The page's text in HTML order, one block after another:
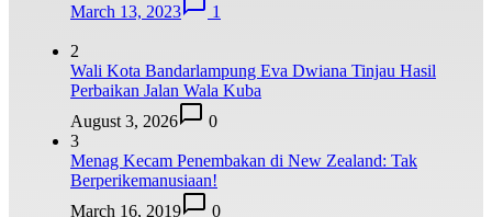
March 13, 2023
1
2
Wali Kota Bandarlampung Eva Dwiana Tinjau Hasil
Perbaikan Jalan Wala Kuba
August 3, 2026
0
3
Menag Kecam Penembakan di New Zealand: Tak
Berperikemanusiaan!
March 16, 2019
0